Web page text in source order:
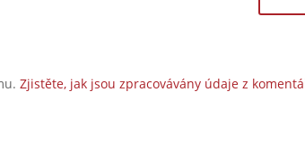
Zjistěte, jak jsou zpracovávány údaje z